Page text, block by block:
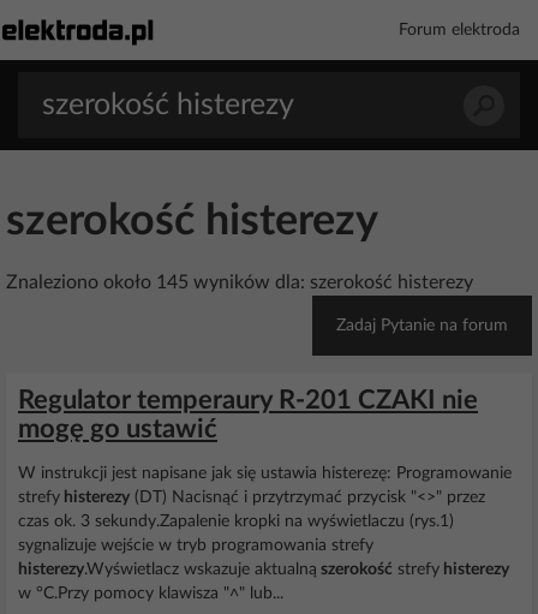
Forum elektroda
szerokość histerezy
Znaleziono około 145 wyników dla: szerokość histerezy
Zadaj Pytanie na forum
Regulator temperaury R-201 CZAKI nie
mogę go ustawić
W instrukcji jest napisane jak się ustawia histerezę: Programowanie
strefy histerezy (DT) Nacisnąć i przytrzymać przycisk "<>" przez
czas ok. 3 sekundy.Zapalenie kropki na wyświetlaczu (rys.1)
sygnalizuje wejście w tryb programowania strefy
histerezy.Wyświetlacz wskazuje aktualną szerokość strefy histerezy
w °C.Przy pomocy klawisza "˄" lub...